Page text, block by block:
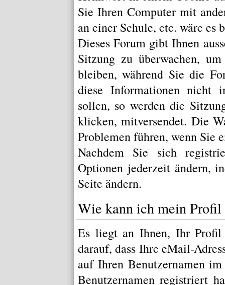
Sie Ihren Computer mit
an einer Schule, etc. wäre es
Dieses Forum gibt Ihnen
Sitzung zu überwachen,
bleiben, während Sie die
diese Informationen nicht
sollen, so werden die
klicken, mitversendet. Die
Problemen führen, wenn Sie
Nachdem Sie sich
Optionen jederzeit ändern,
Seite ändern.
Wie kann ich mein Profil
Es liegt an Ihnen, Ihr
darauf, dass Ihre eMail-
auf Ihren Benutzernamen
Benutzernamen registriert